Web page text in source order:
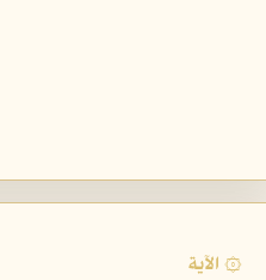
۞ الآية